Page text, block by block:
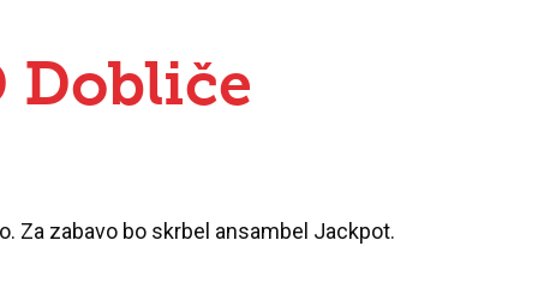
Dobliče
Za zabavo bo skrbel ansambel Jackpot.